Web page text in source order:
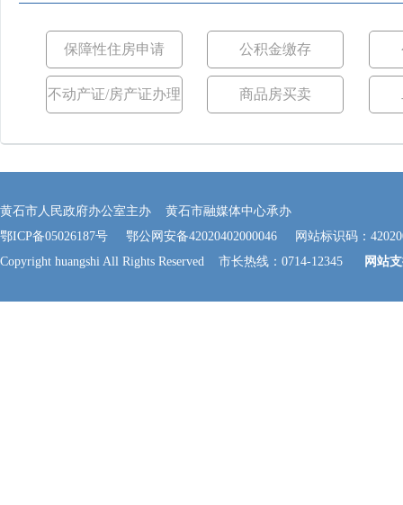
保障性住房申请 公积金缴存
不动产证/房产证办理 商品房买卖
黄石市人民政府办公室主办 黄石市融媒体中心承办
鄂ICP备05026187号
鄂公网安备42020402000046 网站标识码：
Copyright huangshi All Rights Reserved 市长热线：0714-12345
网站